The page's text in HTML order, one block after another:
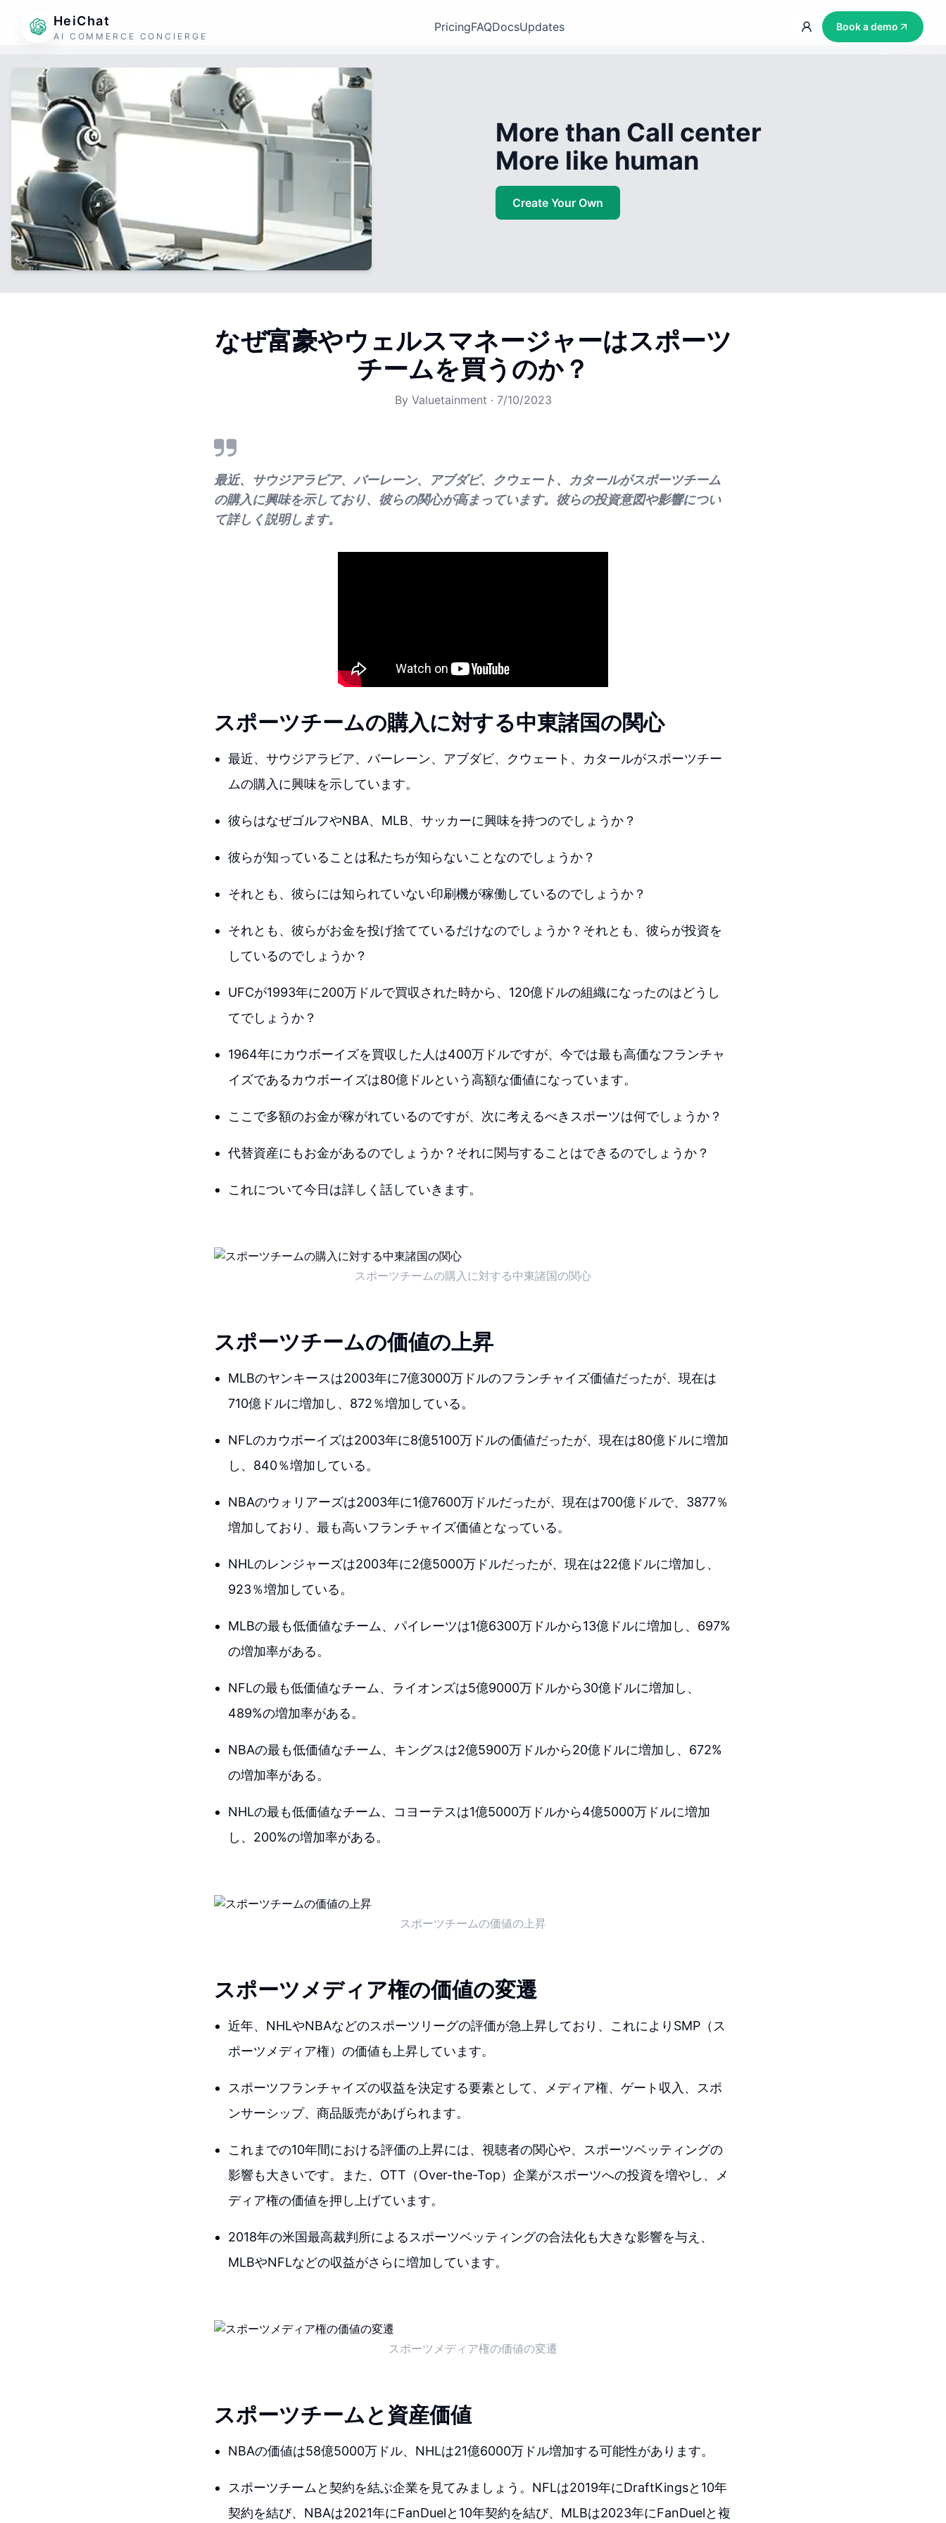
HeiChat
AI COMMERCE CONCIERGE
PricingFAQDocsUpdates Book a demo
More than Call center
More like human
Create Your Own
なぜ富豪やウェルスマネージャーはスポーツ
チームを買うのか？
By Valuetainment · 7/10/2023
最近、サウジアラビア、バーレーン、アブダビ、クウェート、カタールがスポーツチーム
の購入に興味を示しており、彼らの関心が高まっています。彼らの投資意図や影響につい
て詳しく説明します。
スポーツチームの購入に対する中東諸国の関心
最近、サウジアラビア、バーレーン、アブダビ、クウェート、カタールがスポーツチー
ムの購入に興味を示しています。
彼らはなぜゴルフやNBA、MLB、サッカーに興味を持つのでしょうか？
彼らが知っていることは私たちが知らないことなのでしょうか？
それとも、彼らには知られていない印刷機が稼働しているのでしょうか？
それとも、彼らがお金を投げ捨てているだけなのでしょうか？それとも、彼らが投資を
しているのでしょうか？
UFCが1993年に200万ドルで買収された時から、120億ドルの組織になったのはどうし
てでしょうか？
1964年にカウボーイズを買収した人は400万ドルですが、今では最も高価なフランチャ
イズであるカウボーイズは80億ドルという高額な価値になっています。
ここで多額のお金が稼がれているのですが、次に考えるべきスポーツは何でしょうか？
代替資産にもお金があるのでしょうか？それに関与することはできるのでしょうか？
これについて今日は詳しく話していきます。
スポーツチームの購入に対する中東諸国の関心
スポーツチームの価値の上昇
MLBのヤンキースは2003年に7億3000万ドルのフランチャイズ価値だったが、現在は
710億ドルに増加し、872％増加している。
NFLのカウボーイズは2003年に8億5100万ドルの価値だったが、現在は80億ドルに増加
し、840％増加している。
NBAのウォリアーズは2003年に1億7600万ドルだったが、現在は700億ドルで、3877％
増加しており、最も高いフランチャイズ価値となっている。
NHLのレンジャーズは2003年に2億5000万ドルだったが、現在は22億ドルに増加し、
923％増加している。
MLBの最も低価値なチーム、パイレーツは1億6300万ドルから13億ドルに増加し、697%
の増加率がある。
NFLの最も低価値なチーム、ライオンズは5億9000万ドルから30億ドルに増加し、
489%の増加率がある。
NBAの最も低価値なチーム、キングスは2億5900万ドルから20億ドルに増加し、672%
の増加率がある。
NHLの最も低価値なチーム、コヨーテスは1億5000万ドルから4億5000万ドルに増加
し、200%の増加率がある。
スポーツチームの価値の上昇
スポーツメディア権の価値の変遷
近年、NHLやNBAなどのスポーツリーグの評価が急上昇しており、これによりSMP（ス
ポーツメディア権）の価値も上昇しています。
スポーツフランチャイズの収益を決定する要素として、メディア権、ゲート収入、スポ
ンサーシップ、商品販売があげられます。
これまでの10年間における評価の上昇には、視聴者の関心や、スポーツベッティングの
影響も大きいです。また、OTT（Over-the-Top）企業がスポーツへの投資を増やし、メ
ディア権の価値を押し上げています。
2018年の米国最高裁判所によるスポーツベッティングの合法化も大きな影響を与え、
MLBやNFLなどの収益がさらに増加しています。
スポーツメディア権の価値の変遷
スポーツチームと資産価値
NBAの価値は58億5000万ドル、NHLは21億6000万ドル増加する可能性があります。
スポーツチームと契約を結ぶ企業を見てみましょう。NFLは2019年にDraftKingsと10年
契約を結び、NBAは2021年にFanDuelと10年契約を結び、MLBは2023年にFanDuelと複